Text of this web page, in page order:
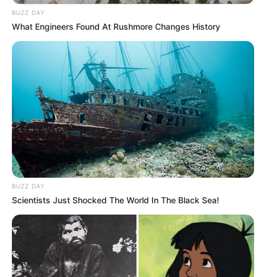
BUZZ DAY
What Engineers Found At Rushmore Changes History
BUZZ DAY
Scientists Just Shocked The World In The Black Sea!